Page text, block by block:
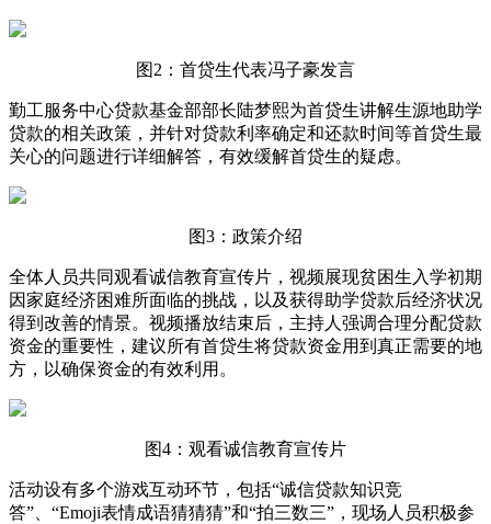
图2：首贷生代表冯子豪发言
勤工服务中心贷款基金部部长陆梦熙为首贷生讲解生源地助学
贷款的相关政策，并针对贷款利率确定和还款时间等首贷生最
关心的问题进行详细解答，有效缓解首贷生的疑虑。
图3：政策介绍
全体人员共同观看诚信教育宣传片，视频展现贫困生入学初期
因家庭经济困难所面临的挑战，以及获得助学贷款后经济状况
得到改善的情景。视频播放结束后，主持人强调合理分配贷款
资金的重要性，建议所有首贷生将贷款资金用到真正需要的地
方，以确保资金的有效利用。
图4：观看诚信教育宣传片
活动设有多个游戏互动环节，包括“诚信贷款知识竞
答”、“Emoji表情成语猜猜猜”和“拍三数三”，现场人员积极参